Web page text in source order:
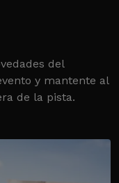
del
y mantente al
de la pista.